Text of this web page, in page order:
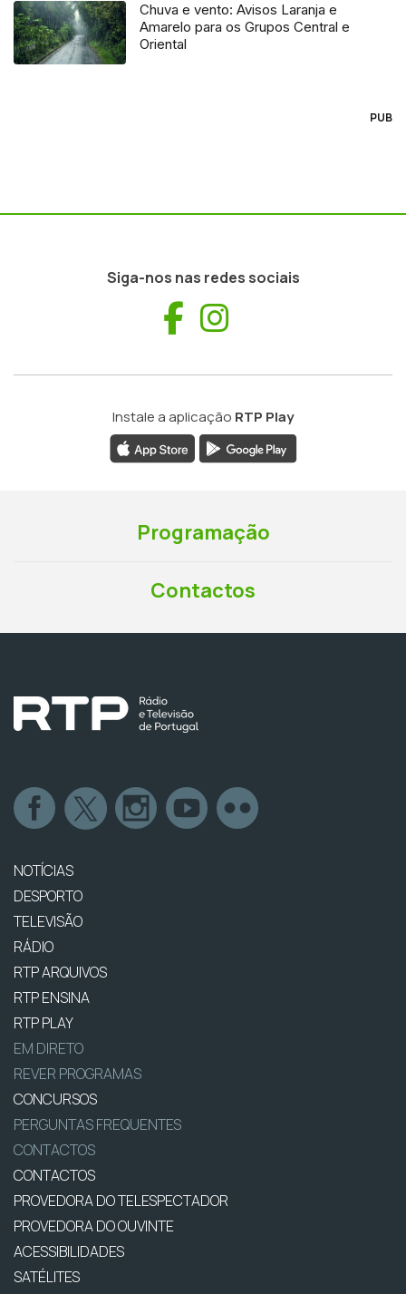
Chuva e vento: Avisos Laranja e
Amarelo para os Grupos Central e
Oriental
PUB
Siga-nos nas redes sociais
Facebook
Instale a aplicação RTP Play
Programação
Contactos
NOTÍCIAS
DESPORTO
TELEVISÃO
RÁDIO
RTP ARQUIVOS
RTP ENSINA
RTP PLAY
EM DIRETO
REVER PROGRAMAS
CONCURSOS
PERGUNTAS FREQUENTES
CONTACTOS
CONTACTOS
PROVEDORA DO TELESPECTADOR
PROVEDORA DO OUVINTE
ACESSIBILIDADES
SATÉLITES